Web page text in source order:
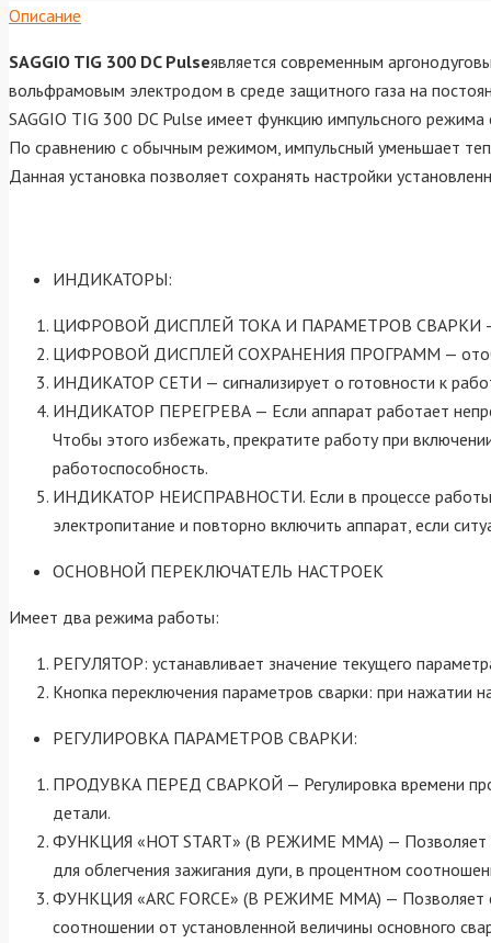
Описание
SAGGIO TIG 300 DC Pulseявляется современным
вольфрамовым электродом в среде защитного газа на
SAGGIO TIG 300 DC Pulse имеет функцию импульсного режима
По сравнению с обычным режимом, импульсный уменьшает
Данная установка позволяет сохранять настройки
ИНДИКАТОРЫ:
ЦИФРОВОЙ ДИСПЛЕЙ ТОКА И ПАРАМЕТРОВ СВАРКИ —
ЦИФРОВОЙ ДИСПЛЕЙ СОХРАНЕНИЯ ПРОГРАММ —
ИНДИКАТОР СЕТИ — сигнализирует о готовности к
ИНДИКАТОР ПЕРЕГРЕВА — Если аппарат работает
Чтобы этого избежать, прекратите работу при
работоспособность.
ИНДИКАТОР НЕИСПРАВНОСТИ. Если в процессе работы
электропитание и повторно включить аппарат, если
ОСНОВНОЙ ПЕРЕКЛЮЧАТЕЛЬ НАСТРОЕК
Имеет два режима работы:
РЕГУЛЯТОР: устанавливает значение текущего
Кнопка переключения параметров сварки: при нажатии
РЕГУЛИРОВКА ПАРАМЕТРОВ СВАРКИ:
ПРОДУВКА ПЕРЕД СВАРКОЙ — Регулировка времени
детали.
ФУНКЦИЯ «HOT START» (В РЕЖИМЕ ММА) — Позволяет
для облегчения зажигания дуги, в процентном
ФУНКЦИЯ «ARC FORCE» (В РЕЖИМЕ ММА) — Позволяет
соотношении от установленной величины основного